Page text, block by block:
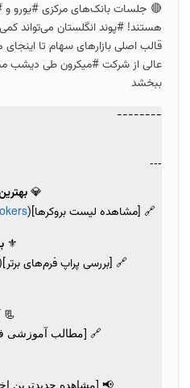
🔴 جلسات بانک‌های مرکزی #یورو و
هستند! #پوند انگلستان
قالب اصلی بازارهای سهام تا
عالی از شرکت #میکرون طی دیشب
ببخشد
--------
---
💎
🔗 [مشاهده لیست بروکرها](
⚜️
🔗 [بررسی پراپ فرم‌های
📃
🔗 [مطالب آموزشی
📢 [مشاهده جدیدترین